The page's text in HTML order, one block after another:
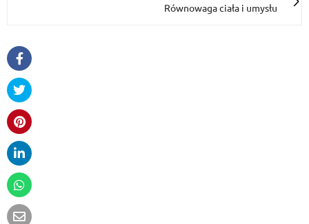
Równowaga ciała i umysłu